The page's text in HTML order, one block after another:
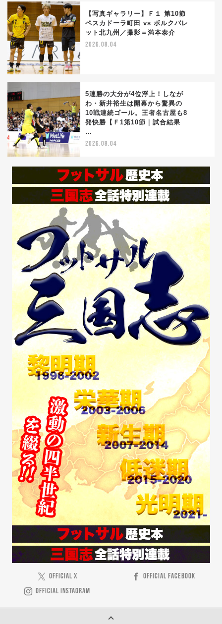
【写真ギャラリー】Ｆ１ 第10節
ペスカドーラ町田 vs ボルクバレ
ット北九州／撮影＝満本泰介
2026.08.04
5連勝の大分が4位浮上！しなが
わ・新井裕生は開幕から驚異の
10戦連続ゴール。王者名古屋も8
発快勝【Ｆ1第10節｜試合結果
…
2026.08.04
OFFICIAL X
OFFICIAL FACEBOOK
OFFICIAL INSTAGRAM